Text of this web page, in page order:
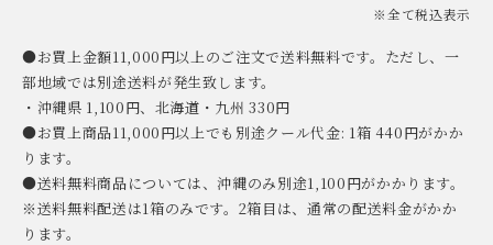
※全て税込表示
●お買上金額11,000円以上のご注文で送料無料です。ただし、一
部地域では別途送料が発生致します。
・沖縄県 1,100円、北海道・九州 330円
●お買上商品11,000円以上でも別途クール代金: 1箱 440円がかか
ります。
●送料無料商品については、沖縄のみ別途1,100円がかかります。
※送料無料配送は1箱のみです。2箱目は、通常の配送料金がかか
ります。